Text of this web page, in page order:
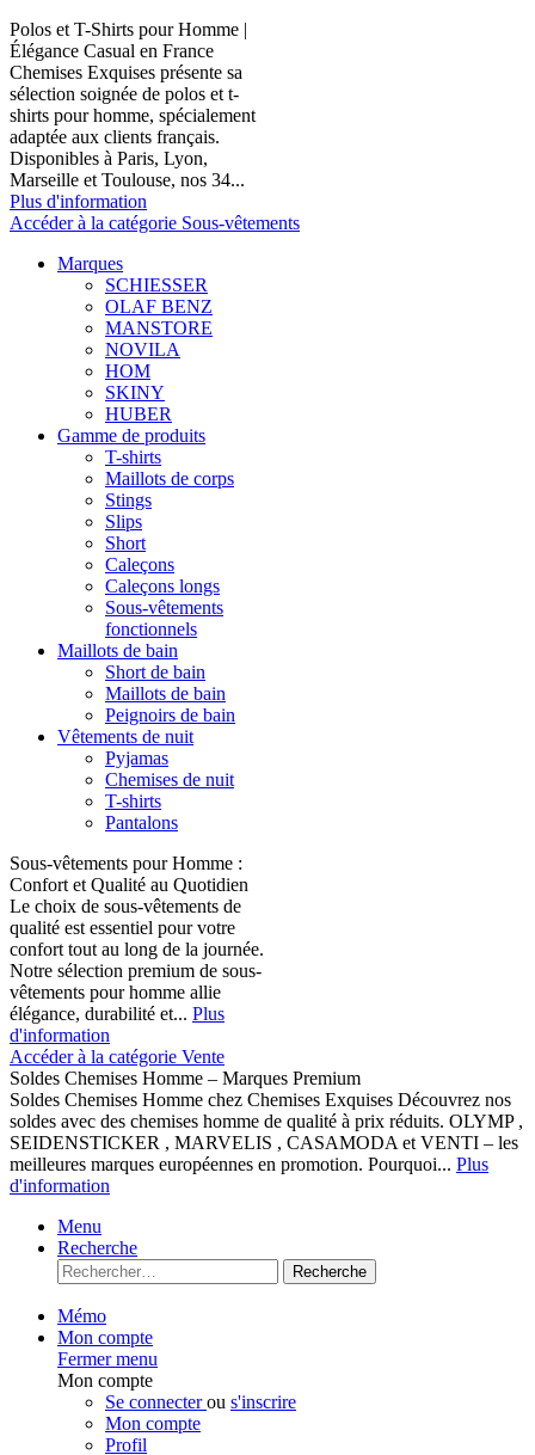
Polos et T-Shirts pour Homme |
Élégance Casual en France
Chemises Exquises présente sa
sélection soignée de polos et t-
shirts pour homme, spécialement
adaptée aux clients français.
Disponibles à Paris, Lyon,
Marseille et Toulouse, nos 34...
Plus d'information
Accéder à la catégorie Sous-vêtements
Marques
SCHIESSER
OLAF BENZ
MANSTORE
NOVILA
HOM
SKINY
HUBER
Gamme de produits
T-shirts
Maillots de corps
Stings
Slips
Short
Caleçons
Caleçons longs
Sous-vêtements
fonctionnels
Maillots de bain
Short de bain
Maillots de bain
Peignoirs de bain
Vêtements de nuit
Pyjamas
Chemises de nuit
T-shirts
Pantalons
Sous-vêtements pour Homme :
Confort et Qualité au Quotidien
Le choix de sous-vêtements de
qualité est essentiel pour votre
confort tout au long de la journée.
Notre sélection premium de sous-
vêtements pour homme allie
élégance, durabilité et... Plus
d'information
Accéder à la catégorie Vente
Soldes Chemises Homme – Marques Premium
Soldes Chemises Homme chez Chemises Exquises Découvrez nos
soldes avec des chemises homme de qualité à prix réduits. OLYMP ,
SEIDENSTICKER , MARVELIS , CASAMODA et VENTI – les
meilleures marques européennes en promotion. Pourquoi... Plus
d'information
Menu
Recherche
Recherche
Mémo
Mon compte
Fermer menu
Mon compte
Se connecterou s'inscrire
Mon compte
Profil